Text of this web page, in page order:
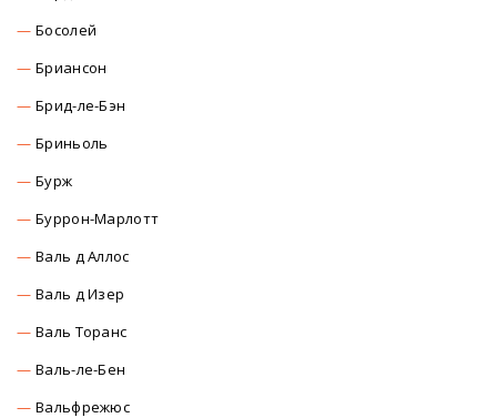
Босолей
Бриансон
Брид-ле-Бэн
Бриньоль
Бурж
Буррон-Марлотт
Валь д Аллос
Валь д Изер
Валь Торанс
Валь-ле-Бен
Вальфрежюс